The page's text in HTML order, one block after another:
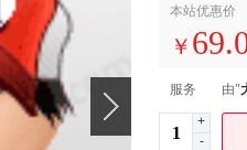
本站优惠价
￥
服务 由"
+
-